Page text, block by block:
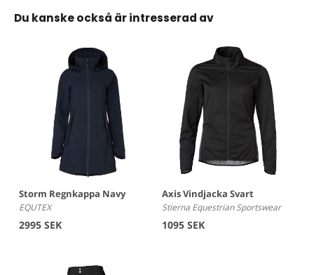
Du kanske också är intresserad av
Storm Regnkappa Navy
EQUTEX
2995 SEK
Axis Vindjacka Svart
Stierna Equestrian Sportswear
1095 SEK